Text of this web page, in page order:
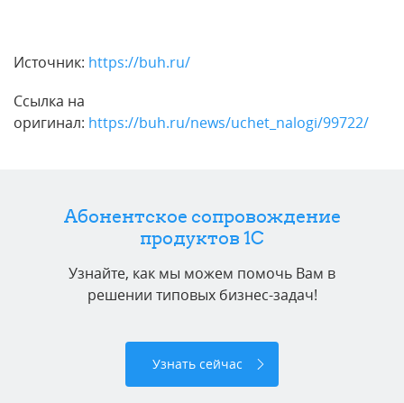
Источник: https://buh.ru/
Ссылка на
оригинал: https://buh.ru/news/uchet_nalogi/99722/
Абонентское сопровождение
продуктов 1C
Узнайте, как мы можем помочь Вам в
решении типовых бизнес-задач!
Узнать сейчас